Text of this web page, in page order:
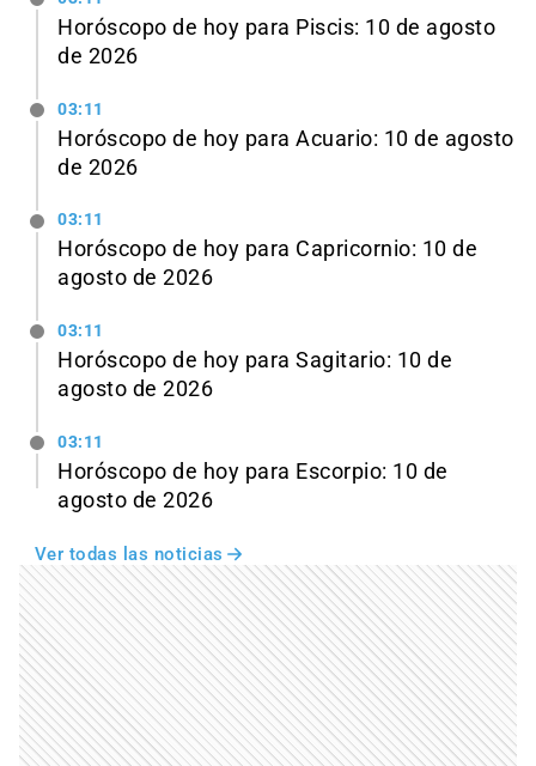
Horóscopo de hoy para Piscis: 10 de agosto
de 2026
03:11
Horóscopo de hoy para Acuario: 10 de agosto
de 2026
03:11
Horóscopo de hoy para Capricornio: 10 de
agosto de 2026
03:11
Horóscopo de hoy para Sagitario: 10 de
agosto de 2026
03:11
Horóscopo de hoy para Escorpio: 10 de
agosto de 2026
Ver todas las noticias